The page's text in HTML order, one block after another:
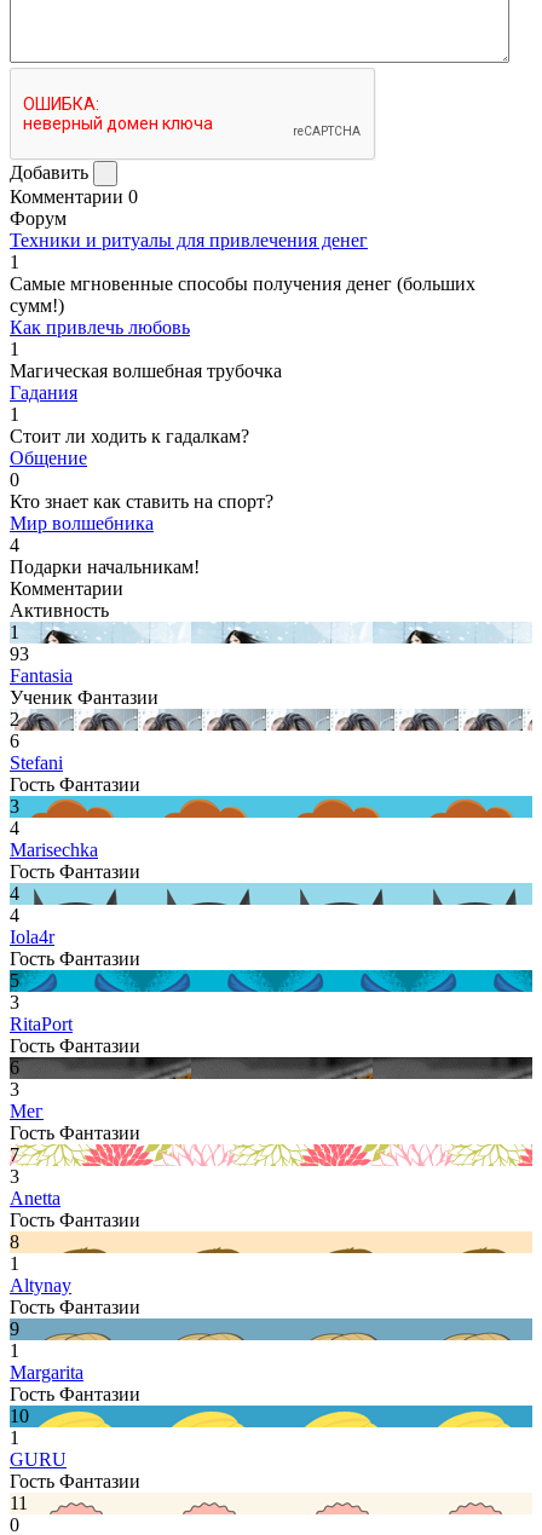
Добавить
Комментарии 0
Форум
Техники и ритуалы для привлечения денег
1
Самые мгновенные способы получения денег (больших
сумм!)
Как привлечь любовь
1
Магическая волшебная трубочка
Гадания
1
Стоит ли ходить к гадалкам?
Общение
0
Кто знает как ставить на спорт?
Мир волшебника
4
Подарки начальникам!
Комментарии
Активность
1
93
Fantasia
Ученик Фантазии
2
6
Stefani
Гость Фантазии
3
4
Marisechka
Гость Фантазии
4
4
Iola4r
Гость Фантазии
5
3
RitaPort
Гость Фантазии
6
3
Мег
Гость Фантазии
7
3
Anetta
Гость Фантазии
8
1
Altynay
Гость Фантазии
9
1
Margarita
Гость Фантазии
10
1
GURU
Гость Фантазии
11
0